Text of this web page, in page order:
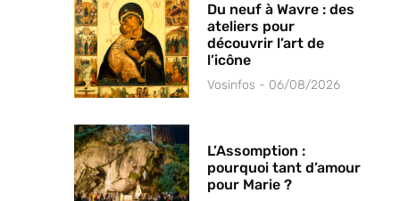
Du neuf à Wavre : des
ateliers pour
découvrir l’art de
l’icône
Vosinfos 06/08/2026
L’Assomption :
pourquoi tant d’amour
pour Marie ?